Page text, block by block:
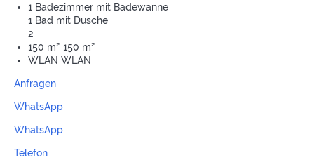
1 Badezimmer mit Badewanne
1 Bad mit Dusche
2
150 m² 150 m²
WLAN WLAN
Anfragen
WhatsApp
WhatsApp
Telefon